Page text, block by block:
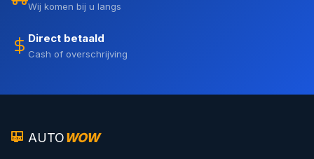
Wij komen bij u langs
Direct betaald
Cash of overschrijving
AUTOWOW